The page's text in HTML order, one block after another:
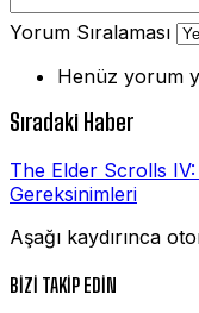
Yorum Sıralaması
Henüz yorum
Sıradaki Haber
The Elder Scrolls
Gereksinimleri
Aşağı kaydırınca
BİZİ TAKİP EDİN